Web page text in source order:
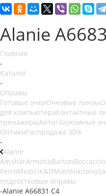
Alanie
Главная
-
Каталог
-
Оправы
Готовые очкиОчковые линзы
для компьютераКонтактные
тренажерыАнтиглаукомные
ОптикиРаспродажа 30%
-
Alanie
AmsharArmatioBartonBoccaccio
FerroMediciK&DMienNikitana
подростковые оправы
-Alanie A66831 C4